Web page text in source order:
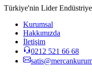
Türkiye'nin Lider
Kurumsal
Hakkımızda
İletişim
0212 521 66 68